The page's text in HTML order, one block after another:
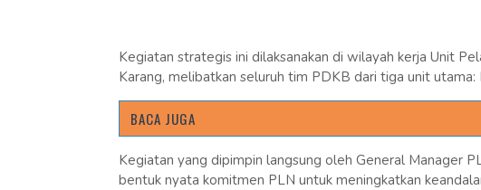
Kegiatan strategis ini dilaksanakan di wilayah kerja Unit
Karang, melibatkan seluruh tim PDKB dari tiga unit
BACA JUGA
Kegiatan yang dipimpin langsung oleh General Manager
bentuk nyata komitmen PLN untuk meningkatkan